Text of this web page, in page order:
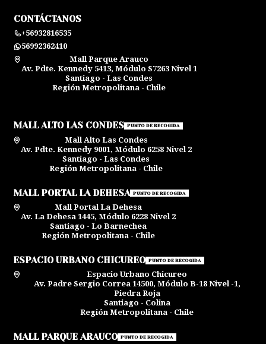
CONTÁCTANOS
+56932816535
56992362410
Mall Parque Arauco
Av. Pdte. Kennedy 5413, Módulo S7263 Nivel 1
Santiago - Las Condes
Región Metropolitana - Chile
MALL ALTO LAS CONDES PUNTO DE RECOGIDA
Mall Alto Las Condes
Av. Pdte. Kennedy 9001, Módulo 6258 Nivel 2
Santiago - Las Condes
Región Metropolitana - Chile
MALL PORTAL LA DEHESA PUNTO DE RECOGIDA
Mall Portal La Dehesa
Av. La Dehesa 1445, Módulo 6228 Nivel 2
Santiago - Lo Barnechea
Región Metropolitana - Chile
ESPACIO URBANO CHICUREO PUNTO DE RECOGIDA
Espacio Urbano Chicureo
Av. Padre Sergio Correa 14500, Módulo B-18 Nivel -1,
Piedra Roja
Santiago - Colina
Región Metropolitana - Chile
MALL PARQUE ARAUCO PUNTO DE RECOGIDA